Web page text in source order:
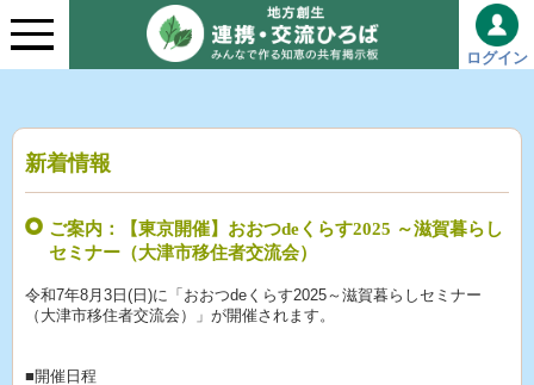
ログイン
新着情報
ご案内：【東京開催】おおつdeくらす2025 ～滋賀暮らし
セミナー（大津市移住者交流会）
令和7年8月3日(日)に「おおつdeくらす2025～滋賀暮らしセミナー
（大津市移住者交流会）」が開催されます。
■開催日程